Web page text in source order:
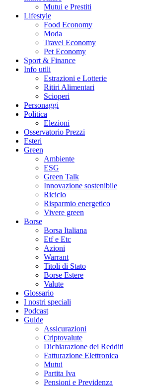
Mutui e Prestiti
Lifestyle
Food Economy
Moda
Travel Economy
Pet Economy
Sport & Finance
Info utili
Estrazioni e Lotterie
Ritiri Alimentari
Scioperi
Personaggi
Politica
Elezioni
Osservatorio Prezzi
Esteri
Green
Ambiente
ESG
Green Talk
Innovazione sostenibile
Riciclo
Risparmio energetico
Vivere green
Borse
Borsa Italiana
Etf e Etc
Azioni
Warrant
Titoli di Stato
Borse Estere
Valute
Glossario
I nostri speciali
Podcast
Guide
Assicurazioni
Criptovalute
Dichiarazione dei Redditi
Fatturazione Elettronica
Mutui
Partita Iva
Pensioni e Previdenza